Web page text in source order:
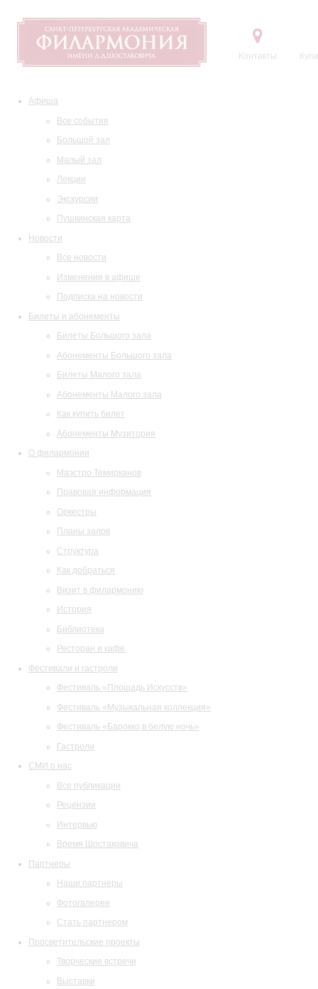
Контакты
Афиша
Все события
Большой зал
Малый зал
Лекции
Экскурсии
Пушкинская карта
Новости
Все новости
Изменения в афише
Подписка на новости
Билеты и абонементы
Билеты Большого зала
Абонементы Большого зала
Билеты Малого зала
Абонементы Малого зала
Как купить билет
Абонементы Музитория
О филармонии
Маэстро Темирканов
Правовая информация
Оркестры
Планы залов
Структура
Как добраться
Визит в филармонию
История
Библиотека
Ресторан и кафе
Фестивали и гастроли
Фестиваль «Площадь Искусств»
Фестиваль «Музыкальная коллекция»
Фестиваль «Барокко в белую ночь»
Гастроли
СМИ о нас
Все публикации
Рецензии
Интервью
Время Шостаковича
Партнеры
Наши партнеры
Фотогалерея
Стать партнером
Просветительские проекты
Творческие встречи
Выставки